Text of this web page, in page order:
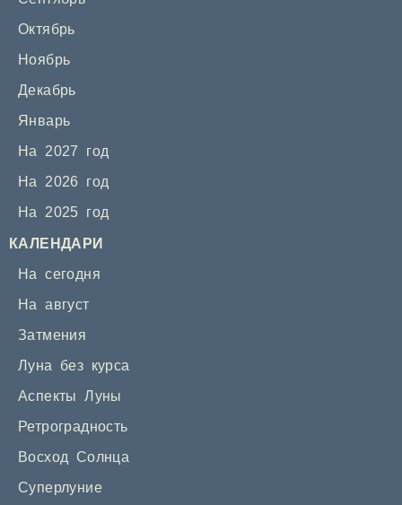
Октябрь
Ноябрь
Декабрь
Январь
На 2027 год
На 2026 год
На 2025 год
КАЛЕНДАРИ
На сегодня
На август
Затмения
Луна без курса
Аспекты Луны
Ретроградность
Восход Солнца
Суперлуние